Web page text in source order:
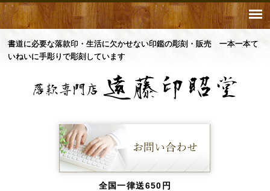
書道に必要な落款印・生活に欠かせない印鑑の彫刻・販売 一本一本て
いねいに手彫りで彫刻しています
全国一律送650円